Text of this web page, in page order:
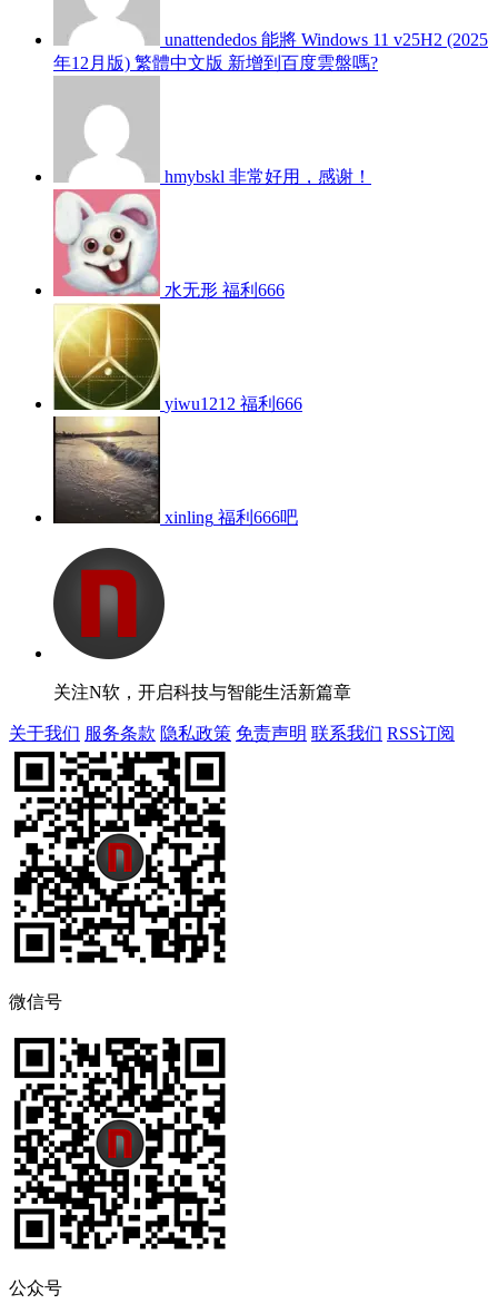
unattendedos 能將 Windows 11 v25H2 (2025
年12月版) 繁體中文版 新增到百度雲盤嗎?
hmybskl 非常好用，感谢！
水无形 福利666
yiwu1212 福利666
xinling 福利666吧
关注N软，开启科技与智能生活新篇章
关于我们 服务条款 隐私政策 免责声明 联系我们 RSS订阅
微信号
公众号